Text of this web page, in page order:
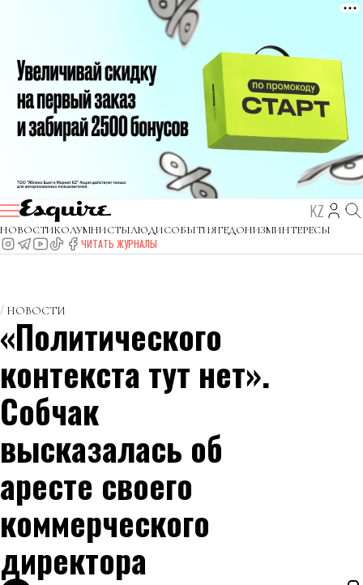
KZ
НОВОСТИКОЛУМНИСТЫЛЮДИСОБЫТИЯГЕДОНИЗМИНТЕРЕСЫ
ЧИТАТЬ ЖУРНАЛЫ
НОВОСТИ
«Политического
контекста тут нет».
Собчак
высказалась об
аресте своего
коммерческого
директора